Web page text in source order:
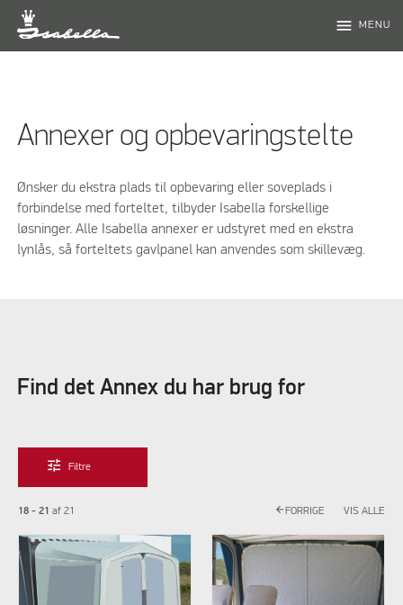
menu MENU
Annexer og opbevaringstelte
Ønsker du ekstra plads til opbevaring eller soveplads i
forbindelse med forteltet, tilbyder Isabella forskellige
løsninger. Alle Isabella annexer er udstyret med en ekstra
lynlås, så forteltets gavlpanel kan anvendes som skillevæg.
Find det Annex du har brug for
tune Filtre
18 - 21 af 21 arrow_back FORRIGE VIS ALLE